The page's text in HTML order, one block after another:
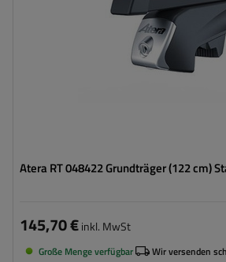
Atera RT 048422 Grundträger (122 cm)
145,70 €inkl. MwSt
Große Menge verfügbar Wir versenden